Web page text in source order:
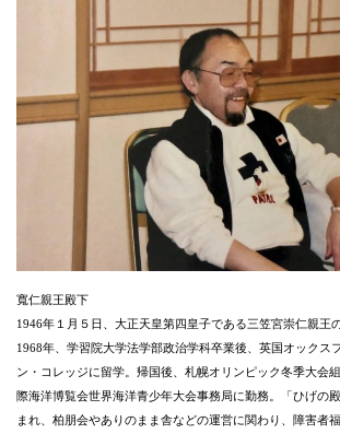
寬仁親王殿下
1946年１月５日、大正天皇第四皇子である三笠宮崇仁親王
1968年、学習院大学法学部政治学科卒業後、英国オックス
ン・コレッジに留学。帰国後、札幌オリンピック冬季大会
際海洋博覧会世界海洋青少年大会事務局に勤務。「ひげの
まれ、柏朋会やありのまま舎などの運営に関わり、障害者